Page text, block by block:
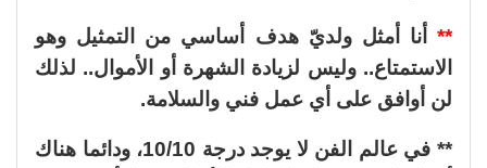
** أنا أمثل ولديّ هدف أساسي من التمثيل وهو
الاستمتاع.. وليس لزيادة الشهرة أو الأموال.. لذلك
لن أوافق على أي عمل فني والسلامة.
** في عالم الفن لا يوجد درجة 10/10، ودائما هناك